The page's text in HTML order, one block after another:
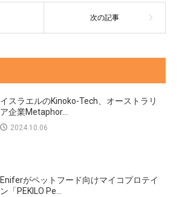
イスラエルのKinoko-Tech、オーストラリ
ア企業Metaphor...
2024.10.06
Eniferがペットフード向けマイコプロテイ
ン「PEKILO Pe...